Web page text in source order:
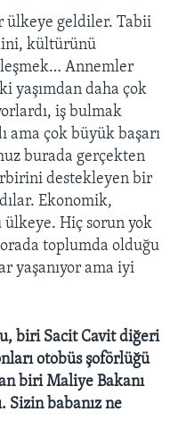
geldiler. Tabii
kültürünü
Annemler
yaşımdan daha çok
iş bulmak
ama çok büyük başarı
burada gerçekten
destekleyen bir
Ekonomik,
Hiç sorun yok
toplumda olduğu
yaşanıyor ama iyi
biri Sacit Cavit diğeri
otobüs şoförlüğü
biri Maliye Bakanı
Sizin babanız ne